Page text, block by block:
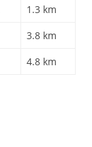
1.3 km
3.8 km
4.8 km